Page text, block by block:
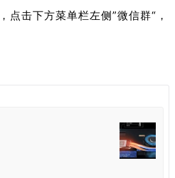
点击下方菜单栏左侧”微信群“，